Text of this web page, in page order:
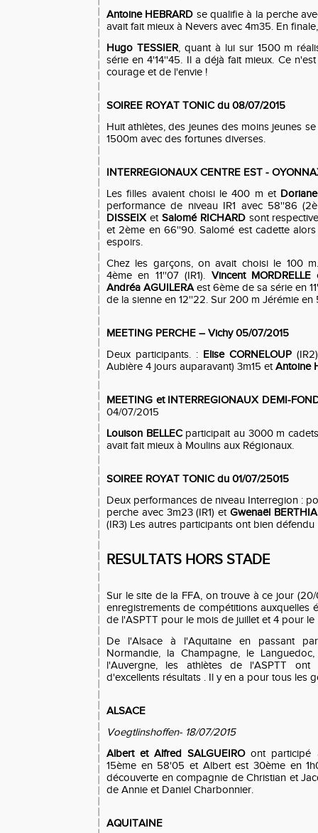
Antoine HEBRARD se qualifie à la perche
avait fait mieux à Nevers avec 4m35. En
Hugo TESSIER, quant à lui sur 1500 m
série en 4'14''45. Il a déjà fait mieux. Ce
courage et de l'envie !
SOIREE ROYAT TONIC du 08/07/2015
Huit athlètes, des jeunes des moins jeunes
1500m avec des fortunes diverses.
INTERREGIONAUX CENTRE EST -
Les filles avaient choisi le 400 m et
performance de niveau IR1 avec 58''86
DISSEIX et Salomé RICHARDsont
et 2ème en 66''90. Salomé est cadette
espoirs.
Chez les garçons, on avait choisi le 100
4ème en 11''07 (IR1). Vincent MORDRELLE
Andréa AGUILERAest 6ème de sa série en
de la sienne en 12''22. Sur 200 m Jérémie en
MEETING PERCHE – Vichy 05/07/2015
Deux participants. : Elise CORNELOUP
Aubière 4 jours auparavant) 3m15 etAntoine
MEETING et INTERREGIONAUX DEMI-
04/07/2015
Louison BELLECparticipait au 3000 m
avait fait mieux à Moulins aux Régionaux.
SOIREE ROYAT TONIC du 01/07/25015
Deux performances de niveau Interregion :
perche avec 3m23 (IR1) et Gwenaël
(IR3) Les autres participants ont bien défendu
RESULTATS HORS STADE
Sur le site de la FFA, on trouve à ce jour
enregistrements de compétitions auxquelles
de l'ASPTT pour le mois de juillet et 4 pour le
De l'Alsace à l'Aquitaine en passant
Normandie, la Champagne, le
l'Auvergne, les athlètes de l'ASPTT ont
d'excellents résultats . Il y en a pour tous les
ALSACE
Voegtlinshoffen- 18/07/2015
Albert et Alfred SALGUEIROont participé
15ème en 58'05 et Albert est 30ème en
découverte en compagnie de Christian et
de Annie et Daniel Charbonnier.
AQUITAINE